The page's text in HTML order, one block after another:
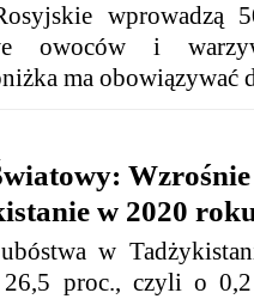
wprowadzą
owoców i
ma obowiązywać
w 2020
w
26,5 proc., czyli o